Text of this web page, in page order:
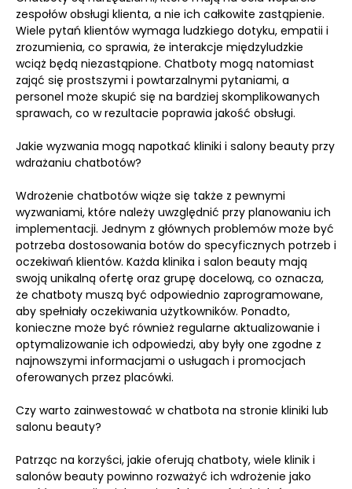
zespołów obsługi klienta, a nie ich całkowite zastąpienie.
Wiele pytań klientów wymaga ludzkiego dotyku, empatii i
zrozumienia, co sprawia, że interakcje międzyludzkie
wciąż będą niezastąpione. Chatboty mogą natomiast
zająć się prostszymi i powtarzalnymi pytaniami, a
personel może skupić się na bardziej skomplikowanych
sprawach, co w rezultacie poprawia jakość obsługi.
Jakie wyzwania mogą napotkać kliniki i salony beauty przy
wdrażaniu chatbotów?
Wdrożenie chatbotów wiąże się także z pewnymi
wyzwaniami, które należy uwzględnić przy planowaniu ich
implementacji. Jednym z głównych problemów może być
potrzeba dostosowania botów do specyficznych potrzeb i
oczekiwań klientów. Każda klinika i salon beauty mają
swoją unikalną ofertę oraz grupę docelową, co oznacza,
że chatboty muszą być odpowiednio zaprogramowane,
aby spełniały oczekiwania użytkowników. Ponadto,
konieczne może być również regularne aktualizowanie i
optymalizowanie ich odpowiedzi, aby były one zgodne z
najnowszymi informacjami o usługach i promocjach
oferowanych przez placówki.
Czy warto zainwestować w chatbota na stronie kliniki lub
salonu beauty?
Patrząc na korzyści, jakie oferują chatboty, wiele klinik i
salonów beauty powinno rozważyć ich wdrożenie jako